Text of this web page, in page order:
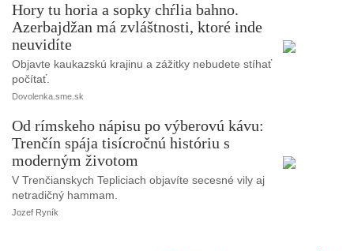
Hory tu horia a sopky chŕlia bahno.
Azerbajdžan má zvláštnosti, ktoré inde
neuvidíte
Objavte kaukazskú krajinu a zážitky nebudete stíhať
počítať.
Dovolenka.sme.sk
Od rímskeho nápisu po výberovú kávu:
Trenčín spája tisícročnú históriu s
moderným životom
V Trenčianskych Tepliciach objavíte secesné vily aj
netradičný hammam.
Jozef Ryník